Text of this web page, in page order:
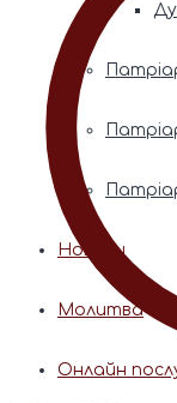
Новини
Молитва
Онлайн